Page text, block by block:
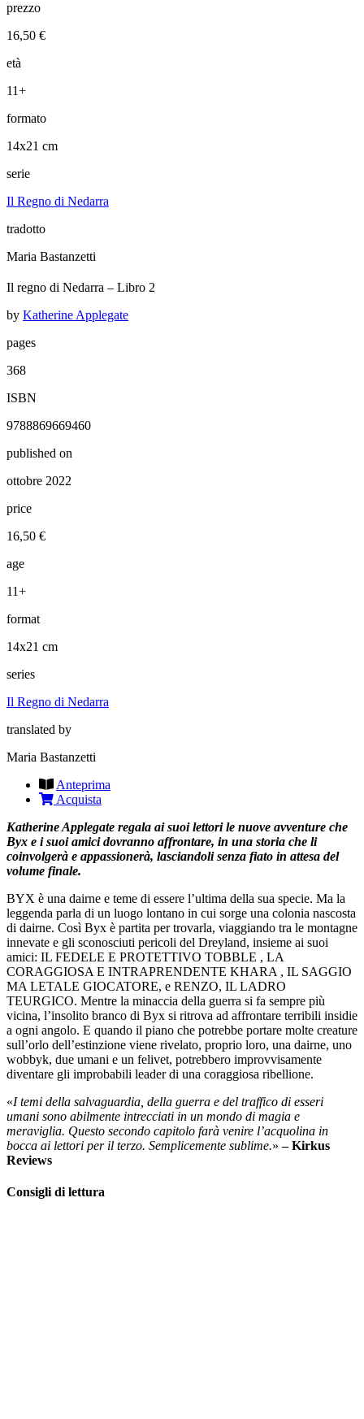
prezzo
16,50 €
età
11+
formato
14x21 cm
serie
Il Regno di Nedarra
tradotto
Maria Bastanzetti
Il regno di Nedarra – Libro 2
by Katherine Applegate
pages
368
ISBN
9788869669460
published on
ottobre 2022
price
16,50 €
age
11+
format
14x21 cm
series
Il Regno di Nedarra
translated by
Maria Bastanzetti
Anteprima
Acquista
Katherine Applegate regala ai suoi lettori le nuove avventure che
Byx e i suoi amici dovranno affrontare, in una storia che li
coinvolgerà e appassionerà, lasciandoli senza fiato in attesa del
volume finale.
BYX è una dairne e teme di essere l’ultima della sua specie. Ma la
leggenda parla di un luogo lontano in cui sorge una colonia nascosta
di dairne. Così Byx è partita per trovarla, viaggiando tra le montagne
innevate e gli sconosciuti pericoli del Dreyland, insieme ai suoi
amici: IL FEDELE E PROTETTIVO TOBBLE , LA
CORAGGIOSA E INTRAPRENDENTE KHARA , IL SAGGIO
MA LETALE GIOCATORE, e RENZO, IL LADRO
TEURGICO. Mentre la minaccia della guerra si fa sempre più
vicina, l’insolito branco di Byx si ritrova ad affrontare terribili insidie
a ogni angolo. E quando il piano che potrebbe portare molte creature
sull’orlo dell’estinzione viene rivelato, proprio loro, una dairne, uno
wobbyk, due umani e un felivet, potrebbero improvvisamente
diventare gli improbabili leader di una coraggiosa ribellione.
«I temi della salvaguardia, della guerra e del traffico di esseri
umani sono abilmente intrecciati in un mondo di magia e
meraviglia. Questo secondo capitolo farà venire l’acquolina in
bocca ai lettori per il terzo. Semplicemente sublime.»– Kirkus
Reviews
Consigli di lettura